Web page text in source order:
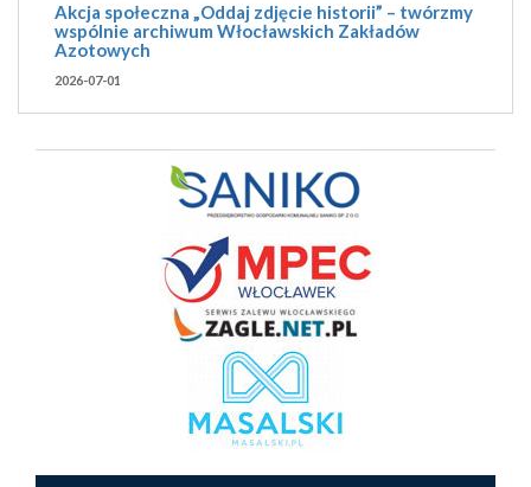
Akcja społeczna „Oddaj zdjęcie historii” – twórzmy
wspólnie archiwum Włocławskich Zakładów
Azotowych
2026-07-01